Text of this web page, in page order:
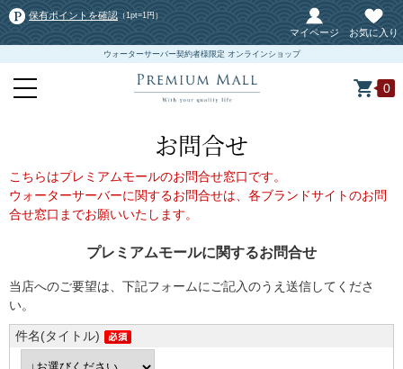
保有ポイントを確認 （1pt=1円）
マイページ お気に入り
ウォーターサーバー契約者様限定 オンラインショップ
0
お問合せ
こちらはプレミアムモールのお問合せ窓口です。
ウォーターサーバーに関するお問合せは、各ブランドサイトのお問
合せ窓口までお願いいたします。
プレミアムモールに関するお問合せ
当店へのご要望は、下記フォームにご記入のうえ送信してくださ
い。
件名(タイトル)